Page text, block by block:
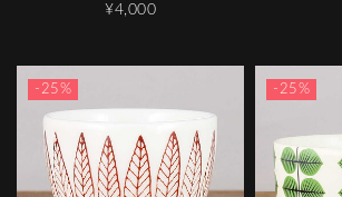
¥4,000
-25% -25%